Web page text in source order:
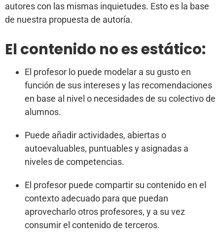
autores con las mismas inquietudes. Esto es la base
de nuestra propuesta de autoría.
El contenido no es estático:
El profesor lo puede modelar a su gusto en
función de sus intereses y las recomendaciones
en base al nivel o necesidades de su colectivo de
alumnos.
Puede añadir actividades, abiertas o
autoevaluables, puntuables y asignadas a
niveles de competencias.
El profesor puede compartir su contenido en el
contexto adecuado para que puedan
aprovecharlo otros profesores, y a su vez
consumir el contenido de terceros.